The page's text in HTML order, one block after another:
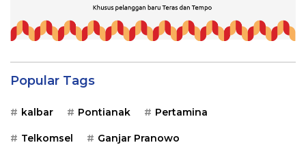
Popular Tags
kalbar Pontianak Pertamina
Telkomsel Ganjar Pranowo